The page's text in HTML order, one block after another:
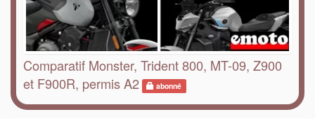
Comparatif Monster, Trident 800, MT-09, Z900
et F900R, permis A2
abonné